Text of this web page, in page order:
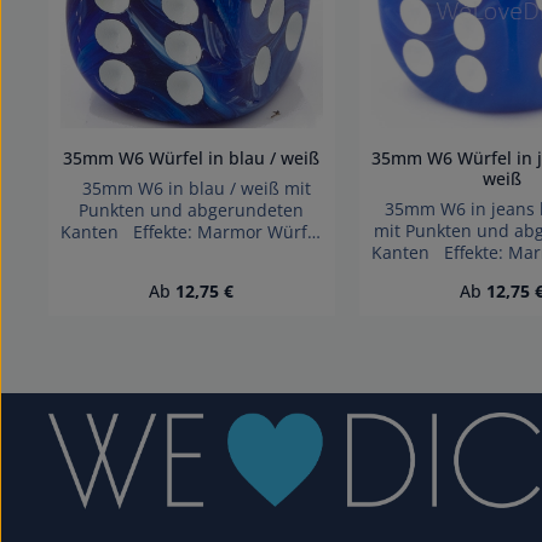
35mm W6 Würfel in blau / weiß
35mm W6 in blau / weiß mit
Punkten und abgerundeten
Kanten Effekte: Marmor Würfel
Kleinteile nicht für Kinder unter
Regulärer Preis:
Ab 12,75 €
35mm W6 Würfel in
weiß
35mm W6 in
mit Punkten und
Kanten Effekte:
WegenRegulärer
Ab 12,75